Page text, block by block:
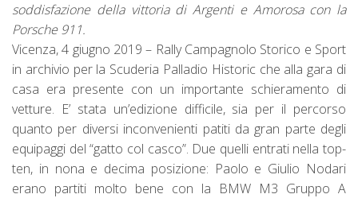
soddisfazione della vittoria di Argenti e Amorosa con la
Porsche 911.
Vicenza, 4 giugno 2019 – Rally Campagnolo Storico e Sport
in archivio per la Scuderia Palladio Historic che alla gara di
casa era presente con un importante schieramento di
vetture. E’ stata un’edizione difficile, sia per il percorso
quanto per diversi inconvenienti patiti da gran parte degli
equipaggi del “gatto col casco”. Due quelli entrati nella top-
ten, in nona e decima posizione: Paolo e Giulio Nodari
erano partiti molto bene con la BMW M3 Gruppo A